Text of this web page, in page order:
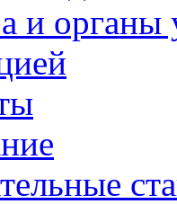
и органы